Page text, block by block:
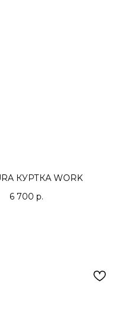
КУРТКА WORK
6 700 р.